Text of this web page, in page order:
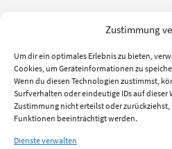
Zustimmung
Um dir ein optimales Erlebnis zu bieten,
Cookies, um Geräteinformationen zu
Wenn du diesen Technologien zustimmst,
Surfverhalten oder eindeutige IDs auf dieser
Zustimmung nicht erteilst oder
Funktionen beeinträchtigt werden.
Dienste verwalten